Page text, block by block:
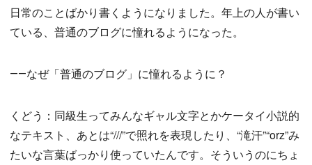
日常のことばかり書くようになりました。年上の人が書い
ている、普通のブログに憧れるようになった。
――なぜ「普通のブログ」に憧れるように？
くどう：同級生ってみんなギャル文字とかケータイ小説的
なテキスト、あとは“///”で照れを表現したり、“滝汗”“orz”み
たいな言葉ばっかり使っていたんです。そういうのにちょ